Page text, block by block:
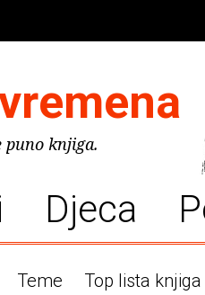
puno knjiga.
Djeca
Teme Top lista knjiga